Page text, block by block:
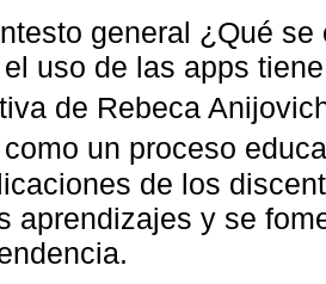
general ¿Qué
uso de las apps
de Rebeca
como un proceso
de los
aprendizajes y se